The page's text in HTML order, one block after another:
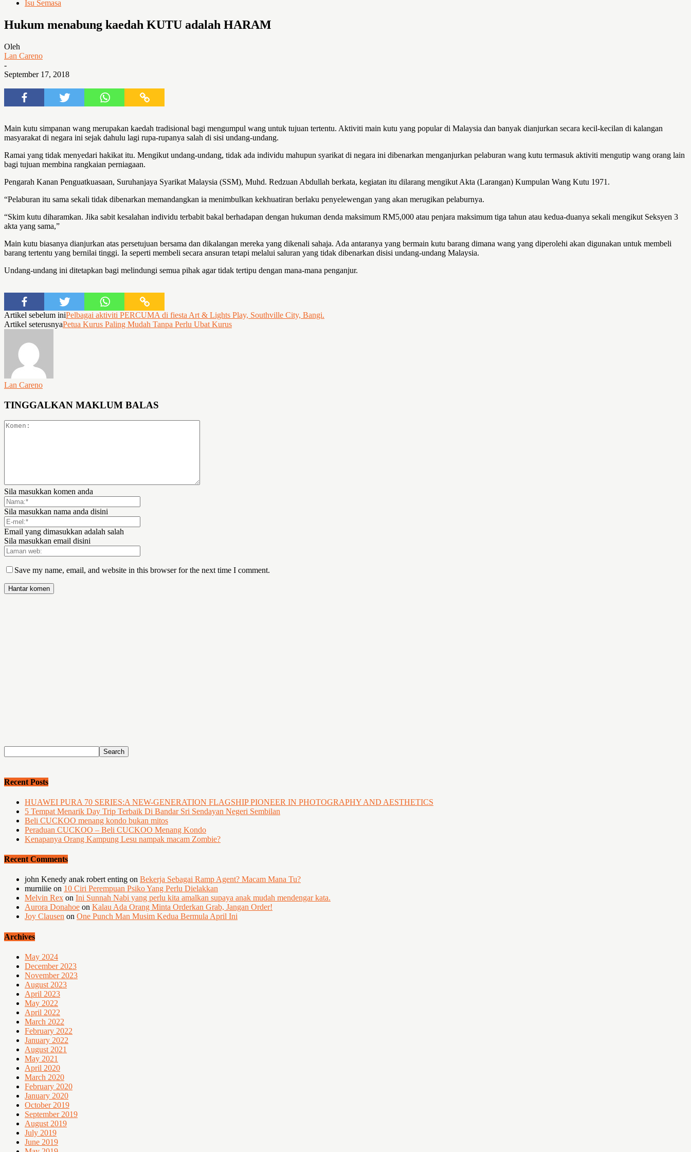
Isu Semasa
Hukum menabung kaedah KUTU adalah HARAM
Oleh
Lan Careno
-
September 17, 2018
Main kutu simpanan wang merupakan kaedah tradisional bagi mengumpul wang untuk tujuan tertentu. Aktiviti main kutu yang popular di Malaysia dan banyak dianjurkan secara kecil-kecilan di kalangan
masyarakat di negara ini sejak dahulu lagi rupa-rupanya salah di sisi undang-undang.
Ramai yang tidak menyedari hakikat itu. Mengikut undang-undang, tidak ada individu mahupun syarikat di negara ini dibenarkan menganjurkan pelaburan wang kutu termasuk aktiviti mengutip wang orang lain
bagi tujuan membina rangkaian perniagaan.
Pengarah Kanan Penguatkuasaan, Suruhanjaya Syarikat Malaysia (SSM), Muhd. Redzuan Abdullah berkata, kegiatan itu dilarang mengikut Akta (Larangan) Kumpulan Wang Kutu 1971.
“Pelaburan itu sama sekali tidak dibenarkan memandangkan ia menimbulkan kekhuatiran berlaku penyelewengan yang akan merugikan pelaburnya.
“Skim kutu diharamkan. Jika sabit kesalahan individu terbabit bakal berhadapan dengan hukuman denda maksimum RM5,000 atau penjara maksimum tiga tahun atau kedua-duanya sekali mengikut Seksyen 3
akta yang sama,”
Main kutu biasanya dianjurkan atas persetujuan bersama dan dikalangan mereka yang dikenali sahaja. Ada antaranya yang bermain kutu barang dimana wang yang diperolehi akan digunakan untuk membeli
barang tertentu yang bernilai tinggi. Ia seperti membeli secara ansuran tetapi melalui saluran yang tidak dibenarkan disisi undang-undang Malaysia.
Undang-undang ini ditetapkan bagi melindungi semua pihak agar tidak tertipu dengan mana-mana penganjur.
Artikel sebelum iniPelbagai aktiviti PERCUMA di fiesta Art & Lights Play, Southville City, Bangi.
Artikel seterusnyaPetua Kurus Paling Mudah Tanpa Perlu Ubat Kurus
Lan Careno
TINGGALKAN MAKLUM BALAS
Sila masukkan komen anda
Sila masukkan nama anda disini
Email yang dimasukkan adalah salah
Sila masukkan email disini
Save my name, email, and website in this browser for the next time I comment.
Recent Posts
HUAWEI PURA 70 SERIES:A NEW-GENERATION FLAGSHIP PIONEER IN PHOTOGRAPHY AND AESTHETICS
5 Tempat Menarik Day Trip Terbaik Di Bandar Sri Sendayan Negeri Sembilan
Beli CUCKOO menang kondo bukan mitos
Peraduan CUCKOO – Beli CUCKOO Menang Kondo
Kenapanya Orang Kampung Lesu nampak macam Zombie?
Recent Comments
john Kenedy anak robert enting on Bekerja Sebagai Ramp Agent? Macam Mana Tu?
murniiie on 10 Ciri Perempuan Psiko Yang Perlu Dielakkan
Melvin Rex on Ini Sunnah Nabi yang perlu kita amalkan supaya anak mudah mendengar kata.
Aurora Donahoe on Kalau Ada Orang Minta Orderkan Grab, Jangan Order!
Joy Clausen on One Punch Man Musim Kedua Bermula April Ini
Archives
May 2024
December 2023
November 2023
August 2023
April 2023
May 2022
April 2022
March 2022
February 2022
January 2022
August 2021
May 2021
April 2020
March 2020
February 2020
January 2020
October 2019
September 2019
August 2019
July 2019
June 2019